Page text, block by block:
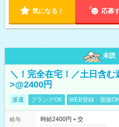
気になる！ 応募
未読
＼！完全在宅！／土日含
>@2400円
派遣 ブランクOK WEB登録・面接
給与
時給2400円＋交